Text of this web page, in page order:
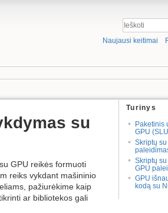
Naujausi keitimai
Turinys
Paketinis
GPU
Skriptų su
Skriptų
GPU
GPU
kodą su
su
GPU reikės formuoti
reiks vykdant mašininio
pažiurėkime kaip
ar bibliotekos gali